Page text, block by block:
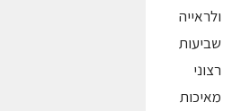
ולראייה
שביעות
רצוני
מאיכות